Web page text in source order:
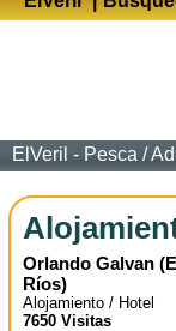
ElVeril - Pesca /
Orlando Galvan (
Ríos)
Alojamiento / Hotel
7650 Visitas